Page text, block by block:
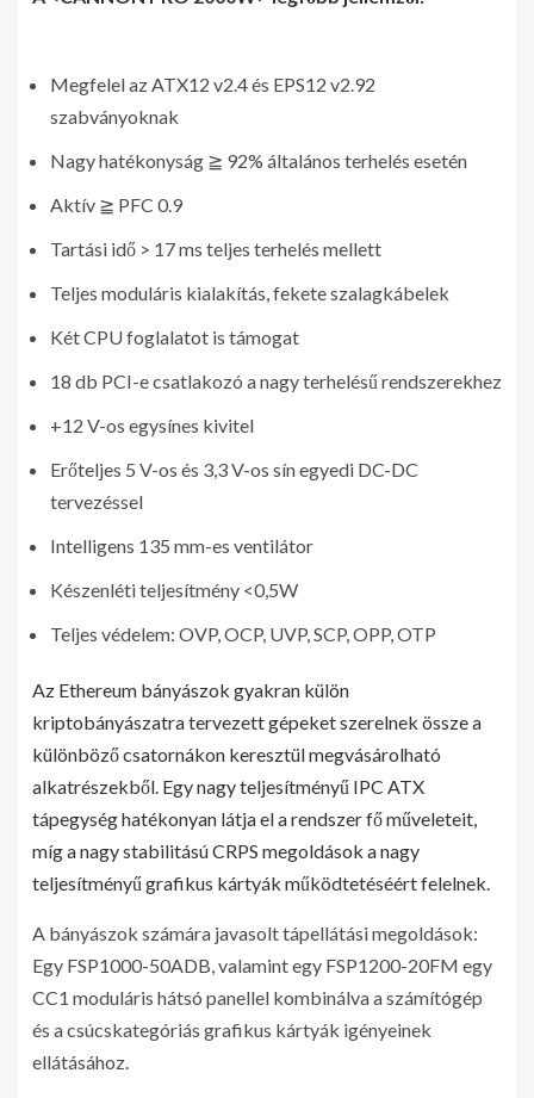
Megfelel az ATX12 v2.4 és EPS12 v2.92
szabványoknak
Nagy hatékonyság ≧ 92% általános terhelés esetén
Aktív ≧ PFC 0.9
Tartási idő > 17 ms teljes terhelés mellett
Teljes moduláris kialakítás, fekete szalagkábelek
Két CPU foglalatot is támogat
18 db PCI-e csatlakozó a nagy terhelésű rendszerekhez
+12 V-os egysínes kivitel
Erőteljes 5 V-os és 3,3 V-os sín egyedi DC-DC
tervezéssel
Intelligens 135 mm-es ventilátor
Készenléti teljesítmény <0,5W
Teljes védelem: OVP, OCP, UVP, SCP, OPP, OTP
Az Ethereum bányászok gyakran külön
kriptobányászatra tervezett gépeket szerelnek össze a
különböző csatornákon keresztül megvásárolható
alkatrészekből. Egy nagy teljesítményű IPC ATX
tápegység hatékonyan látja el a rendszer fő műveleteit,
míg a nagy stabilitású CRPS megoldások a nagy
teljesítményű grafikus kártyák működtetéséért felelnek.
A bányászok számára javasolt tápellátási megoldások:
Egy FSP1000-50ADB, valamint egy FSP1200-20FM egy
CC1 moduláris hátsó panellel kombinálva a számítógép
és a csúcskategóriás grafikus kártyák igényeinek
ellátásához.